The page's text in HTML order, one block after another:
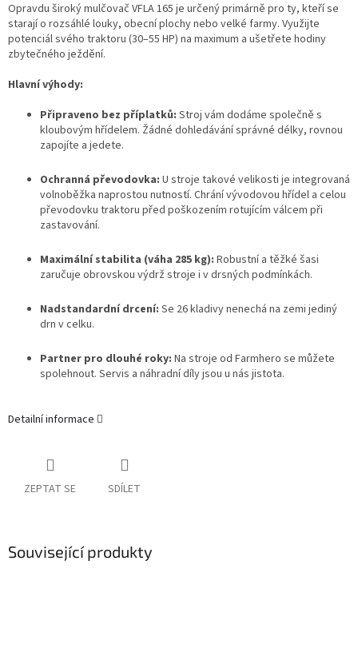
Opravdu široký mulčovač VFLA 165 je určený primárně pro ty, kteří se
starají o rozsáhlé louky, obecní plochy nebo velké farmy. Využijte
potenciál svého traktoru (30–55 HP) na maximum a ušetřete hodiny
zbytečného ježdění.
Hlavní výhody:
Připraveno bez příplatků: Stroj vám dodáme společně s
kloubovým hřídelem. Žádné dohledávání správné délky, rovnou
zapojíte a jedete.
Ochranná převodovka: U stroje takové velikosti je integrovaná
volnoběžka naprostou nutností. Chrání vývodovou hřídel a celou
převodovku traktoru před poškozením rotujícím válcem při
zastavování.
Maximální stabilita (váha 285 kg): Robustní a těžké šasi
zaručuje obrovskou výdrž stroje i v drsných podmínkách.
Nadstandardní drcení: Se 26 kladivy nenechá na zemi jediný
drn v celku.
Partner pro dlouhé roky: Na stroje od Farmhero se můžete
spolehnout. Servis a náhradní díly jsou u nás jistota.
Detailní informace
ZEPTAT SE SDÍLET
Související produkty